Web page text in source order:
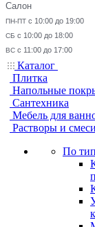
Салон
ПН-ПТ с 10:00 до 19:00
СБ с 10:00 до 18:00
ВС с 11:00 до 17:00
Каталог
Плитка
Напольные
Сантехника
Мебель для
Растворы и смеси
По